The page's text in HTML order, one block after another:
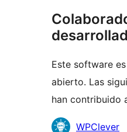
Este software
abierto. Las
han contribuido
Colaboradores
WPClever